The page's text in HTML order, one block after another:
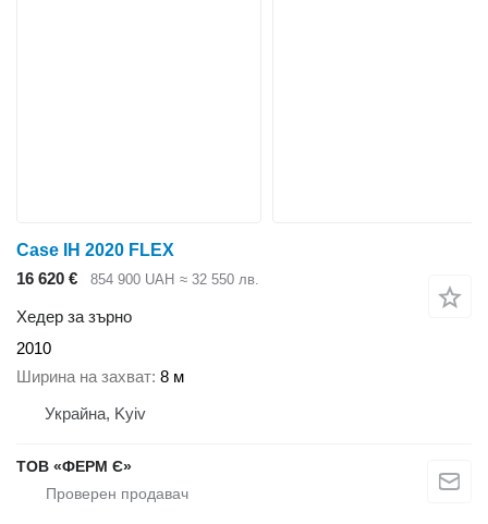
Case IH 2020 FLEX
16 620 €
854 900 UAH ≈ 32 550 лв.
Хедер за зърно
2010
Ширина на захват 8 м
Украйна, Kyiv
ТОВ «ФЕРМ Є»